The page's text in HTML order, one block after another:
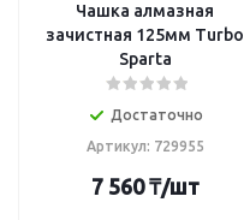
Чашка алмазная
зачистная 125мм Turbo
Sparta
Достаточно
Артикул: 729955
7 560₸/шт